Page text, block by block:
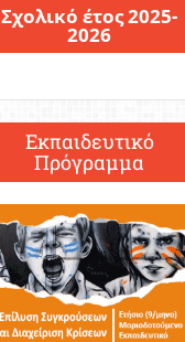
Σχολικό έτος 2025-
2026
Εκπαιδευτικό
Πρόγραμμα